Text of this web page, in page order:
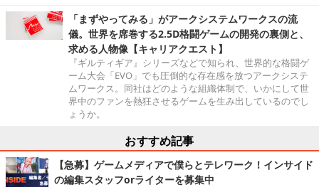
「まずやってみる」がアークシステムワークスの流
儀。世界を席巻する2.5D格闘ゲームの開発の裏側と、
求める人物像【キャリアクエスト】
『ギルティギア』シリーズなどで知られ、世界的な格闘ゲ
ーム大会「EVO」でも圧倒的な存在感を放つアークシステ
ムワークス。同社はどのような組織体制で、いかにして世
界中のファンを熱狂させるゲームを生み出しているのでし
ょうか。
おすすめ記事
【急募】ゲームメディアで僕らとテレワーク！インサイド
の編集スタッフorライターを募集中